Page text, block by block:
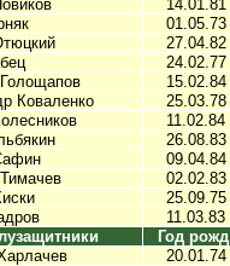
14.01.81
01.05.73
27.04.82
24.02.77
15.02.84
Коваленко
25.03.78
11.02.84
26.08.83
09.04.84
02.02.83
25.09.75
11.03.83
Год
20.01.74